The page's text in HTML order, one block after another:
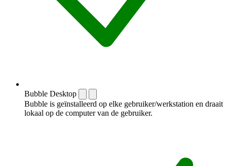
Bubble Desktop
Bubble is geïnstalleerd op elke gebruiker/werkstation en draait
lokaal op de computer van de gebruiker.